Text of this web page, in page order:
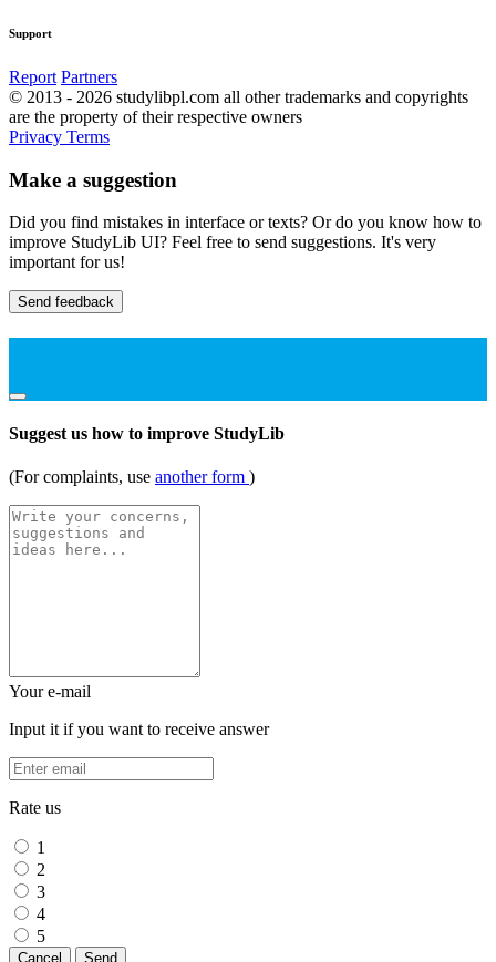
Support
Report Partners
© 2013 - 2026 studylibpl.com all other trademarks and copyrights
are the property of their respective owners
Privacy Terms
Make a suggestion
Did you find mistakes in interface or texts? Or do you know how to
improve StudyLib UI? Feel free to send suggestions. It's very
important for us!
Send feedback
Suggest us how to improve StudyLib
(For complaints, use another form )
Your e-mail
Input it if you want to receive answer
Rate us
1
2
3
4
5
Cancel Send